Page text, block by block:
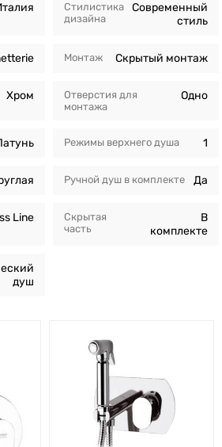
Хром
Line
душ
Стилистика
дизайна
Современный
стиль
Монтаж Скрытый монтаж
Отверстия для
монтажа
Одно
Режимы верхнего душа 1
Ручной душ в комплекте Да
Скрытая
часть
В
комплекте